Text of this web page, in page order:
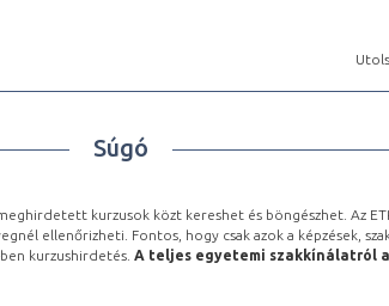
Súgó
kurzusok közt kereshet és böngészhet. Az
ellenőrizheti. Fontos, hogy csak azok a képzések,
kurzushirdetés. A teljes egyetemi szakkínálatról a